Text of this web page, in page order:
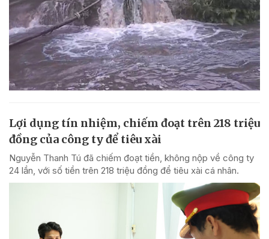
Lợi dụng tín nhiệm, chiếm đoạt trên 218 triệu
đồng của công ty để tiêu xài
Nguyễn Thanh Tú đã chiếm đoạt tiền, không nộp về công ty
24 lần, với số tiền trên 218 triệu đồng để tiêu xài cá nhân.